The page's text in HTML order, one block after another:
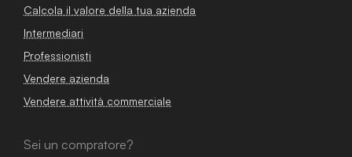
Calcola il valore della tua azienda
Intermediari
Professionisti
Vendere azienda
Vendere attività commerciale
Sei un compratore?